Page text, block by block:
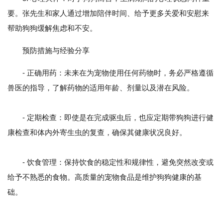
要。张先生和家人通过增加陪伴时间、给予更多关爱和安慰来
帮助狗狗缓解焦虑和不安。
预防措施与经验分享
- 正确用药：未来在为宠物使用任何药物时，务必严格遵循
兽医的指导，了解药物的适用年龄、剂量以及潜在风险。
- 定期检查：即使是在完成驱虫后，也应定期带狗狗进行健
康检查和体内外寄生虫的复查，确保其健康状况良好。
- 饮食管理：保持饮食的稳定性和规律性，避免突然改变或
给予不熟悉的食物。高质量的宠物食品是维护狗狗健康的基
础。